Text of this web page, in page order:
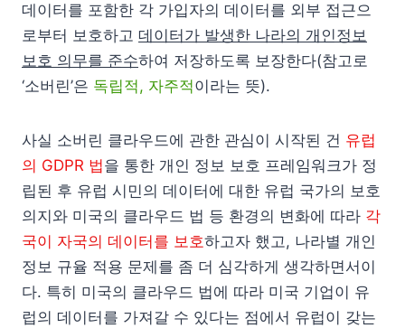
데이터를 포함한 각 가입자의 데이터를 외부 접근으
로부터 보호하고 데이터가 발생한 나라의 개인정보
보호 의무를 준수하여 저장하도록 보장한다(참고로
‘소버린’은 독립적, 자주적이라는 뜻).
사실 소버린 클라우드에 관한 관심이 시작된 건 유럽
의 GDPR 법을 통한 개인 정보 보호 프레임워크가 정
립된 후 유럽 시민의 데이터에 대한 유럽 국가의 보호
의지와 미국의 클라우드 법 등 환경의 변화에 따라 각
국이 자국의 데이터를 보호하고자 했고, 나라별 개인
정보 규율 적용 문제를 좀 더 심각하게 생각하면서이
다. 특히 미국의 클라우드 법에 따라 미국 기업이 유
럽의 데이터를 가져갈 수 있다는 점에서 유럽이 갖는